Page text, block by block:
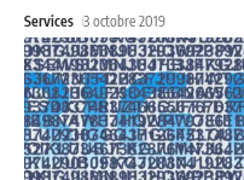
Services 3 octobre 2019